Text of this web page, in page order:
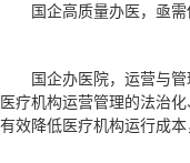
国企高质量办医，亟
国企办医院，运营与
医疗机构运营管理的法治
有效降低医疗机构运行成本